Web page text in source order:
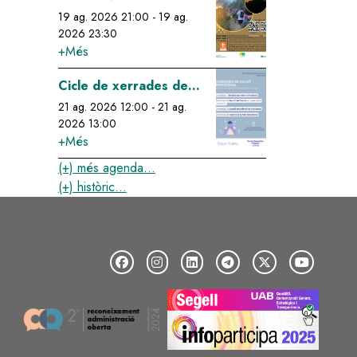
Perseids!
19 ag. 2026 21:00 - 19 ag.
2026 23:30
+Més
Cicle de xerrades de
salut emocional: gestió
emocional de la tristesa
21 ag. 2026 12:00 - 21 ag.
2026 13:00
+Més
Image
(+) més agenda...
(+) històric...
Image
Image